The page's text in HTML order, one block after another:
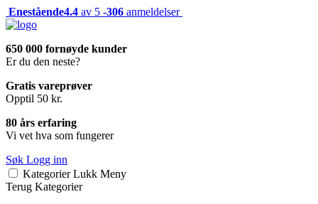
Enestående4.4 av 5 -306 anmeldelser
650 000 fornøyde kunder
Er du den neste?
Gratis vareprøver
Opptil 50 kr.
80 års erfaring
Vi vet hva som fungerer
Søk Logg inn
Kategorier Lukk Meny
Terug Kategorier